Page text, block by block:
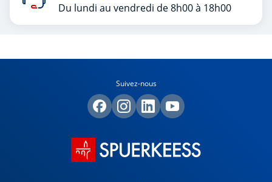
Du lundi au vendredi de 8h00 à 18h00
Suivez-nous